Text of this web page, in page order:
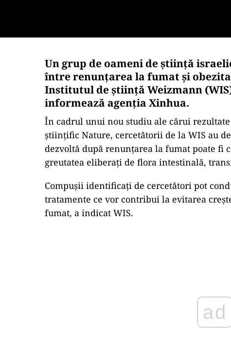
Un grup de oameni de ştiinţă
între renunţarea la fumat şi
Institutul de ştiinţă Weizmann
informează agenţia Xinhua.
În cadrul unui nou studiu ale cărui
ştiinţific Nature, cercetătorii de la WIS au
dezvoltă după renunţarea la fumat poate fi
greutatea eliberaţi de flora intestinală,
Compuşii identificaţi de cercetători pot
tratamente ce vor contribui la evitarea
fumat, a indicat WIS.